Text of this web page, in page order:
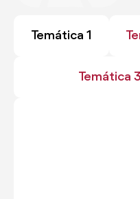
Temática 1
Temática 3